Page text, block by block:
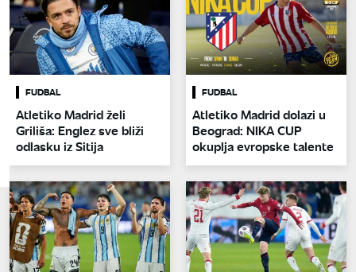
FUDBAL
Atletiko Madrid želi
Griliša: Englez sve bliži
odlasku iz Sitija
FUDBAL
Atletiko Madrid dolazi u
Beograd: NIKA CUP
okuplja evropske talente